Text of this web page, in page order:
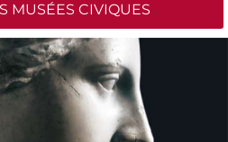
MUSÉES CIVIQUES